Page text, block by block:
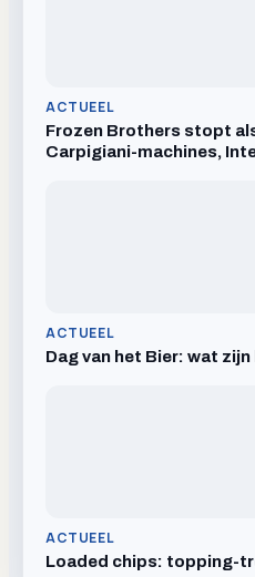
ACTUEEL
Frozen Brothers stopt
Carpigiani-machines,
ACTUEEL
Dag van het Bier: wat
ACTUEEL
Loaded chips: topping-